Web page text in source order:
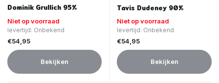
Dominik Grullich 95%
Niet op voorraad
levertijd: Onbekend
€54,95
Bekijken
Tavis Dudeney 90%
Niet op voorraad
levertijd: Onbekend
€54,95
Bekijken